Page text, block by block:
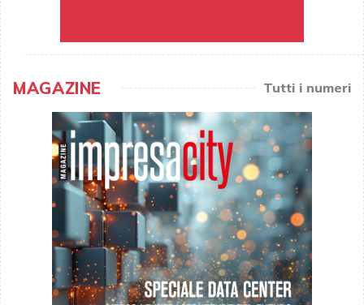
MAGAZINE Tutti i numeri